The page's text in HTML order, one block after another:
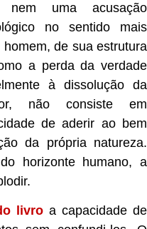
nem uma acusação
no sentido mais
de sua estrutura
a perda da verdade
à dissolução da
não consiste em
de aderir ao bem
da própria natureza.
horizonte humano, a
livroa capacidade de